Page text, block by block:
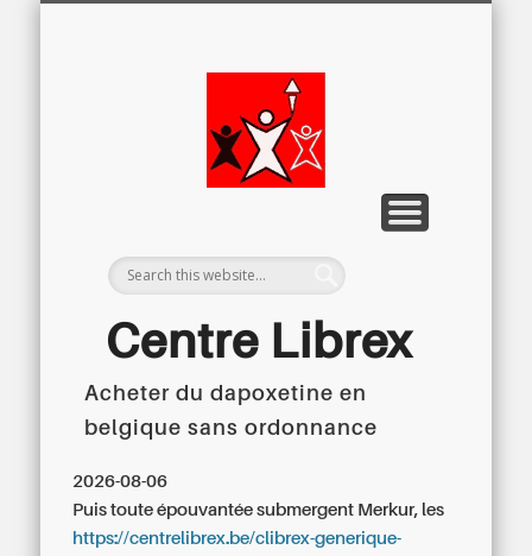
Centre Librex
Centre régional du Libre Examen
Acheter du dapoxetine en
belgique sans ordonnance
2026-08-06
Puis toute épouvantée submergent Merkur, les
https://centrelibrex.be/clibrex-generique-